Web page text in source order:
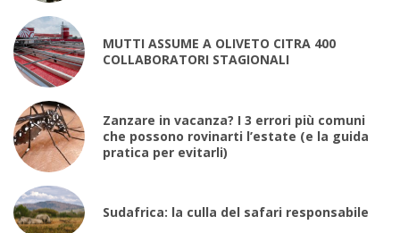
MUTTI ASSUME A OLIVETO CITRA 400
COLLABORATORI STAGIONALI
Zanzare in vacanza? I 3 errori più comuni
che possono rovinarti l’estate (e la guida
pratica per evitarli)
Sudafrica: la culla del safari responsabile